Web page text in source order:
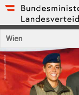
Wien